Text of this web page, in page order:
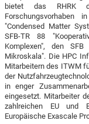
bietet das RHRK
"Condensed Matter
SFB-TR 88
Komplexen", den
Mikroskala". Die HPC
Mitarbeitern des ITWM
der
in enger
eingesetzt. Mitarbeiter
zahlreichen EU und
Europäische Exascale